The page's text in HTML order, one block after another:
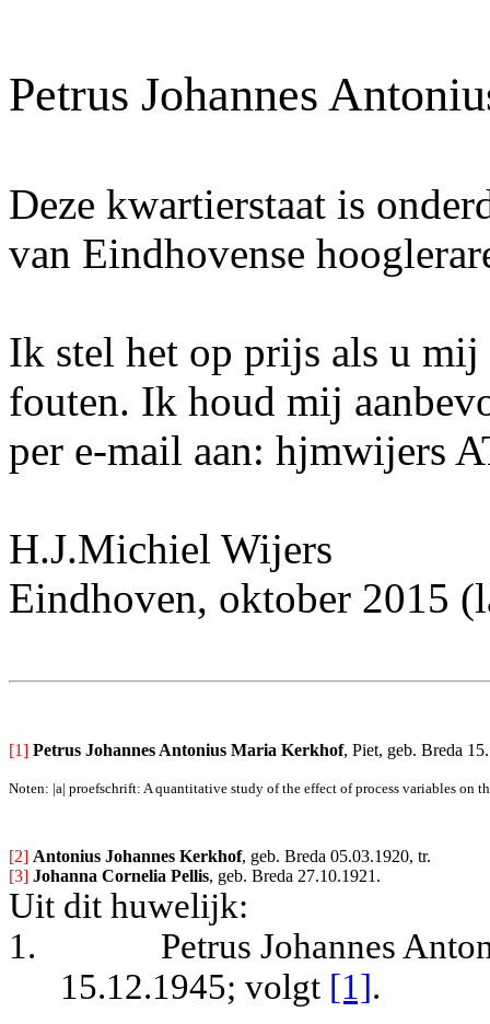
Petrus Johannes
Deze kwartierstaat is
van Eindhovense
Ik stel het op prijs als u mij
fouten. Ik houd mij
per e-mail aan: hjmwijers
H.J.Michiel Wijers
Eindhoven, oktober 2015
[1] Petrus Johannes Antonius Maria Kerkhof, Piet, geb. Breda
Noten: |a| proefschrift: A quantitative study of the effect of process variables
[2] Antonius Johannes Kerkhof, geb. Breda 05.03.1920, tr.
[3] Johanna Cornelia Pellis, geb. Breda 27.10.1921.
Uit dit huwelijk:
1.
Petrus Johannes
15.12.1945; volgt [1].